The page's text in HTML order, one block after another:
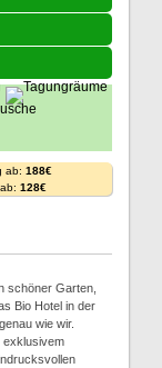
ab: 188€
128€
schöner Garten,
Bio Hotel in der
wie wir.
exklusivem